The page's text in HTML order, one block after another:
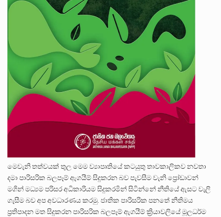
මෙවැනි තත්වයක් තුල මෙම ව්‍යාපෘතියේ කටයුතු තාවකාලිකව නවතා
දමා පාරිසරික බලපෑම් ඇගයීම් සිදුකරන බව පැවසීම වැනි ප්‍රෝඩාවන්
මගින් මධ්‍යම පරිසර අධිකාරියම සිදුකරමින් සිටින්නේ නීතියේ ඇසට වැලි
ගැසීම බව අප අවධාරණය කරමු. ජාතික පාරිසරික පනතේ නීතිමය
ප්‍රතිපාදන මත සිදුකරන පාරිසරික බලපෑම් ඇගයීම් ක්‍රියාවලියේ මූලධර්ම